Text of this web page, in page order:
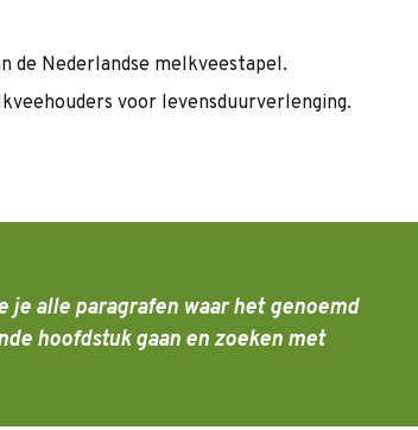
de Nederlandse melkveestapel.
voor levensduurverlenging.
alle paragrafen waar het genoemd
hoofdstuk gaan en zoeken met